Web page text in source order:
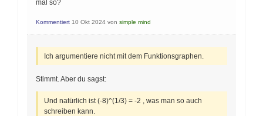
mal so?
Kommentiert 10 Okt 2024 von simple mind
Ich argumentiere nicht mit dem Funktionsgraphen.
Stimmt. Aber du sagst:
Und natürlich ist (-8)^(1/3) = -2 , was man so auch
schreiben kann.